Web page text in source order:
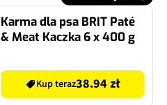
Karma dla psa BRIT Paté
& Meat Kaczka 6 x 400 g
Kup teraz38.94 zł